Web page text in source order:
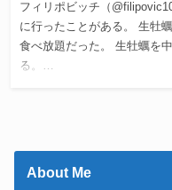
フィリポビッチ（
に行ったことがある。 生牡
食べ放題だった。 生牡蠣を
る。…
About Me